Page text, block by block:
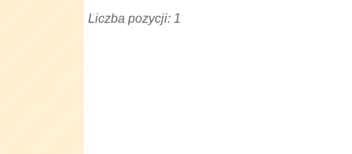
Liczba pozycji: 1